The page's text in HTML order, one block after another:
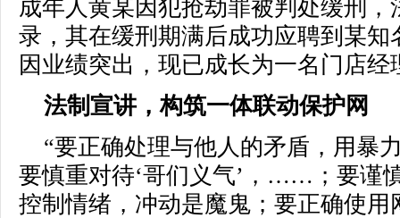
成年人黄某因犯抢劫罪被判处缓刑
录，其在缓刑期满后成功应聘到某
因业绩突出，现已成长为一名门店经
法制宣讲，构筑一体联动保护网
“要正确处理与他人的矛盾，用暴
要慎重对待‘哥们义气’，……；要
控制情绪，冲动是魔鬼；要正确使